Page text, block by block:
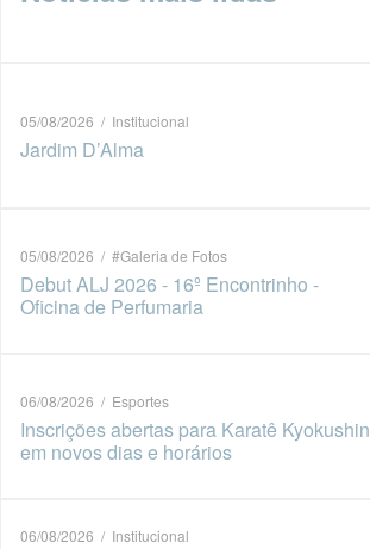
05/08/2026 / Institucional
Jardim D’Alma
05/08/2026 / #Galeria de Fotos
Debut ALJ 2026 - 16º Encontrinho -
Oficina de Perfumaria
06/08/2026 / Esportes
Inscrições abertas para Karatê Kyokushin
em novos dias e horários
06/08/2026 / Institucional